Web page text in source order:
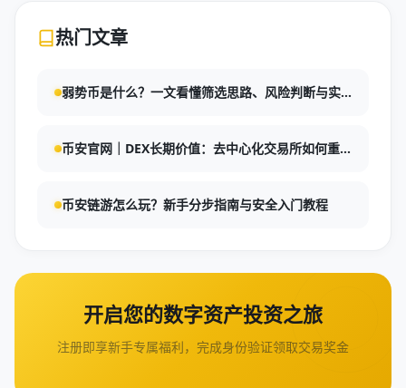
热门文章
弱势币是什么？一文看懂筛选思路、风险判断与实
币安官网｜DEX长期价值：去中心化交易所如何重
币安链游怎么玩？新手分步指南与安全入门教程
开启您的数字资产投资之旅
注册即享新手专属福利，完成身份验证领取交易奖金